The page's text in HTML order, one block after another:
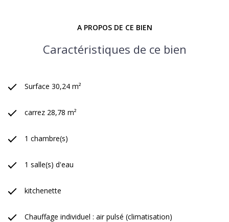
A PROPOS DE CE BIEN
Caractéristiques de ce bien
Surface 30,24 m²
carrez 28,78 m²
1 chambre(s)
1 salle(s) d'eau
kitchenette
Chauffage individuel : air pulsé (climatisation)